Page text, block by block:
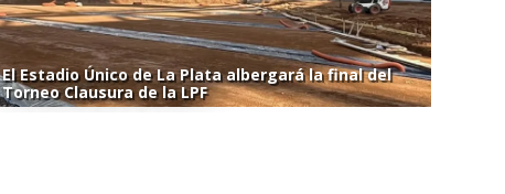
El Estadio Único de La Plata albergará la final del
Torneo Clausura de la LPF